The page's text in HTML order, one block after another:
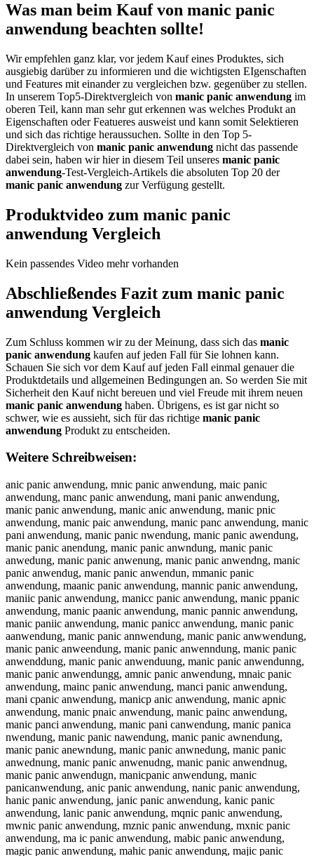
Was man beim Kauf von manic panic
anwendung beachten sollte!
Wir empfehlen ganz klar, vor jedem Kauf eines Produktes, sich
ausgiebig darüber zu informieren und die wichtigsten EIgenschaften
und Features mit einander zu vergleichen bzw. gegenüber zu stellen.
In unserem Top5-Direktvergleich von manic panic anwendung im
oberen Teil, kann man sehr gut erkennen was welches Produkt an
Eigenschaften oder Featueres ausweist und kann somit Selektieren
und sich das richtige heraussuchen. Sollte in den Top 5-
Direktvergleich von manic panic anwendung nicht das passende
dabei sein, haben wir hier in diesem Teil unseres manic panic
anwendung-Test-Vergleich-Artikels die absoluten Top 20 der
manic panic anwendung zur Verfügung gestellt.
Produktvideo zum manic panic
anwendung Vergleich
Kein passendes Video mehr vorhanden
Abschließendes Fazit zum manic panic
anwendung Vergleich
Zum Schluss kommen wir zu der Meinung, dass sich das manic
panic anwendung kaufen auf jeden Fall für Sie lohnen kann.
Schauen Sie sich vor dem Kauf auf jeden Fall einmal genauer die
Produktdetails und allgemeinen Bedingungen an. So werden Sie mit
Sicherheit den Kauf nicht bereuen und viel Freude mit ihrem neuen
manic panic anwendung haben. Übrigens, es ist gar nicht so
schwer, wie es aussieht, sich für das richtige manic panic
anwendung Produkt zu entscheiden.
Weitere Schreibweisen:
anic panic anwendung, mnic panic anwendung, maic panic
anwendung, manc panic anwendung, mani panic anwendung,
manic panic anwendung, manic anic anwendung, manic pnic
anwendung, manic paic anwendung, manic panc anwendung, manic
pani anwendung, manic panic nwendung, manic panic awendung,
manic panic anendung, manic panic anwndung, manic panic
anwedung, manic panic anwenung, manic panic anwendng, manic
panic anwendug, manic panic anwendun, mmanic panic
anwendung, maanic panic anwendung, mannic panic anwendung,
maniic panic anwendung, manicc panic anwendung, manic ppanic
anwendung, manic paanic anwendung, manic pannic anwendung,
manic paniic anwendung, manic panicc anwendung, manic panic
aanwendung, manic panic annwendung, manic panic anwwendung,
manic panic anweendung, manic panic anwenndung, manic panic
anwenddung, manic panic anwenduung, manic panic anwendunng,
manic panic anwendungg, amnic panic anwendung, mnaic panic
anwendung, mainc panic anwendung, manci panic anwendung,
mani cpanic anwendung, manicp anic anwendung, manic apnic
anwendung, manic pnaic anwendung, manic painc anwendung,
manic panci anwendung, manic pani canwendung, manic panica
nwendung, manic panic nawendung, manic panic awnendung,
manic panic anewndung, manic panic anwnedung, manic panic
anwednung, manic panic anwenudng, manic panic anwendnug,
manic panic anwendugn, manicpanic anwendung, manic
panicanwendung, anic panic anwendung, nanic panic anwendung,
hanic panic anwendung, janic panic anwendung, kanic panic
anwendung, lanic panic anwendung, mqnic panic anwendung,
mwnic panic anwendung, mznic panic anwendung, mxnic panic
anwendung, ma ic panic anwendung, mabic panic anwendung,
magic panic anwendung, mahic panic anwendung, majic panic